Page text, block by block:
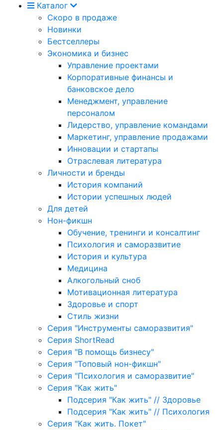
Каталог
Скоро в продаже
Новинки
Бестселлеры
Экономика и бизнес
Управление проектами
Корпоративные финансы и
банковское дело
Менеджмент, управление
персоналом
Лидерство, управление командами
Маркетинг, управление продажами
Инновации и стартапы
Отраслевая литература
Личности и бренды
История компаний
Истории успешных людей
Для детей
Нон-фикшн
Обучение, тренинги и консалтинг
Психология и саморазвитие
История и культура
Медицина
Алкогольный сноб
Мотивационная литература
Здоровье и спорт
Стиль жизни
Серия "Инструменты саморазвития"
Серия ShortRead
Серия "В помощь бизнесу"
Серия "Топовый нон-фикшн"
Серия "Психология и саморазвитие"
Серия "Как жить"
Подсерия "Как жить" // Здоровье
Подсерия "Как жить" // Психология
Серия "Как жить. Покет"